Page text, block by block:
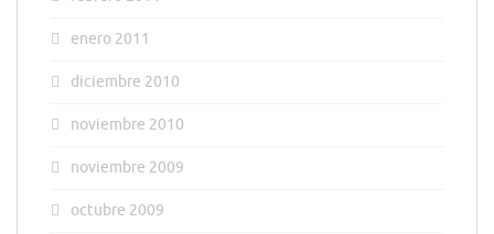
enero 2011
diciembre 2010
noviembre 2010
noviembre 2009
octubre 2009